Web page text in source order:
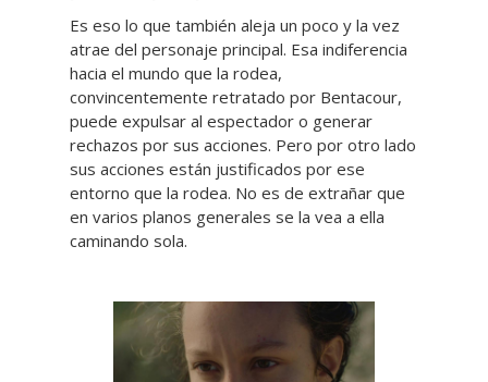
Es eso lo que también aleja un poco y la vez
atrae del personaje principal. Esa indiferencia
hacia el mundo que la rodea,
convincentemente retratado por Bentacour,
puede expulsar al espectador o generar
rechazos por sus acciones. Pero por otro lado
sus acciones están justificados por ese
entorno que la rodea. No es de extrañar que
en varios planos generales se la vea a ella
caminando sola.